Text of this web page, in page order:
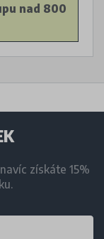
nad 800
získáte 15%